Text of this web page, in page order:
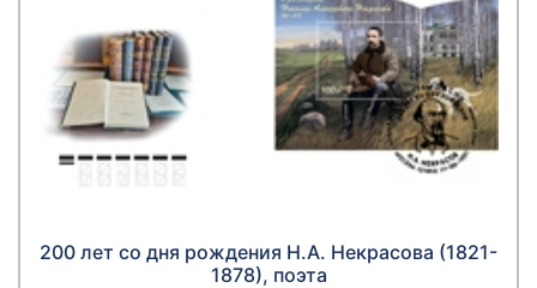
200 лет со дня рождения Н.А. Некрасова (1821-
1878), поэта